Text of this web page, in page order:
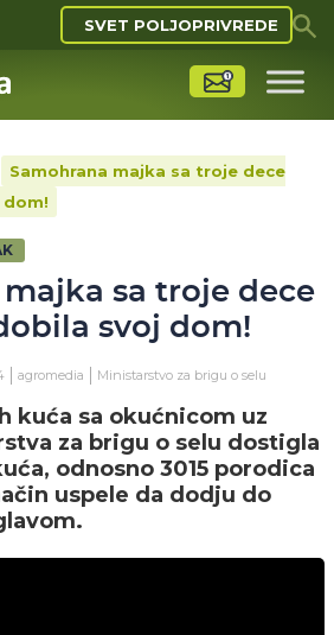
SVET POLJOPRIVREDE
Samohrana majka sa troje dece
dom!
sa troje dece
svoj dom!
agromedia Ministarstvo za brigu o selu
kuća sa okućnicom uz
za brigu o selu dostigla
odnosno 3015 porodica
uspele da dodju do